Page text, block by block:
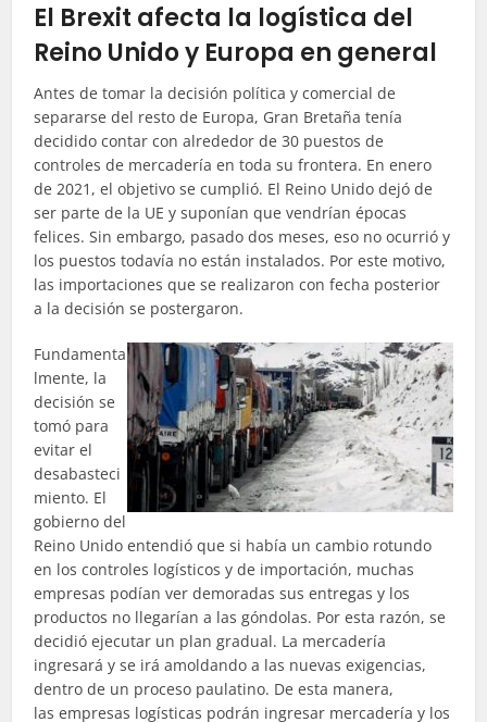
El Brexit afecta la logística del
Reino Unido y Europa en general
Antes de tomar la decisión política y comercial de
separarse del resto de Europa, Gran Bretaña tenía
decidido contar con alrededor de 30 puestos de
controles de mercadería en toda su frontera. En enero
de 2021, el objetivo se cumplió. El Reino Unido dejó de
ser parte de la UE y suponían que vendrían épocas
felices. Sin embargo, pasado dos meses, eso no ocurrió y
los puestos todavía no están instalados. Por este motivo,
las importaciones que se realizaron con fecha posterior
a la decisión se postergaron.
Fundamenta
lmente, la
decisión se
tomó para
evitar el
desabasteci
miento. El
gobierno del
Reino Unido entendióque si había un cambio rotundo
en los controles logísticos y de importación, muchas
empresas podían ver demoradas sus entregas y los
productos no llegarían a las góndolas. Por esta razón, se
decidió ejecutar un plan gradual. La mercadería
ingresará y se irá amoldando a las nuevas exigencias,
dentro de un proceso paulatino. De esta manera,
lasempresas logísticas podrán ingresar mercadería y los